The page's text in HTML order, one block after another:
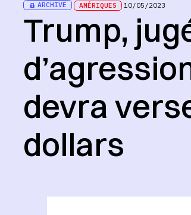
ARCHIVE AMÉRIQUES 10/05/2023
Trump,
devra
dollars